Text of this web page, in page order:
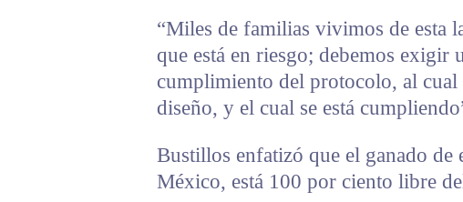
“Miles de familias vivimos de esta
que está en riesgo; debemos exigir
cumplimiento del protocolo, al
diseño, y el cual se está
Bustillos enfatizó que el ganado
México, está 100 por ciento libre